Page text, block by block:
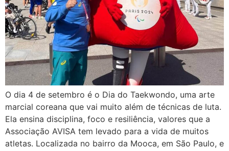
O dia 4 de setembro é o Dia do Taekwondo, uma arte
marcial coreana que vai muito além de técnicas de luta.
Ela ensina disciplina, foco e resiliência, valores que a
Associação AVISA tem levado para a vida de muitos
atletas. Localizada no bairro da Mooca, em São Paulo, e